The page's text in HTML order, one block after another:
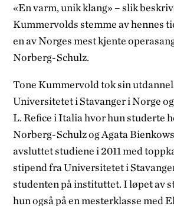
«En varm, unik klang» – slik
Kummervolds stemme av hennes
en av Norges mest kjente
Norberg-Schulz.
Tone Kummervold tok sin
Universitetet i Stavanger i Norge
L. Reﬁce i Italia hvor hun studerte
Norberg-Schulz og Agata
avsluttet studiene i 2011 med
stipend fra Universitetet i
studenten på instituttet. I løpet av
hun også på en mesterklasse med